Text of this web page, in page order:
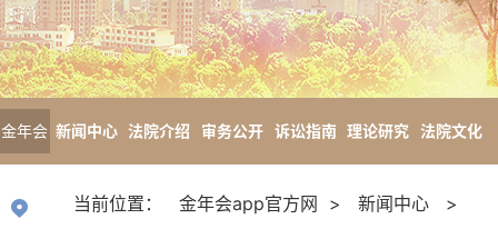
金年会
方网
新闻中心 法院介绍 审务公开 诉讼指南 理论研究 法院文化
当前位置： 金年会app官方网 > 新闻中心 >